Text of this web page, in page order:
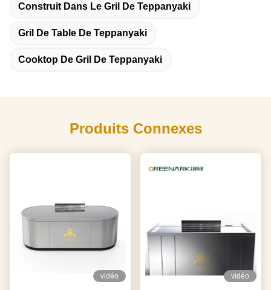
Construit Dans Le Gril De Teppanyaki
Gril De Table De Teppanyaki
Cooktop De Gril De Teppanyaki
Produits Connexes
vidéo vidéo